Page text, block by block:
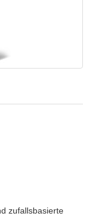
zufallsbasierte